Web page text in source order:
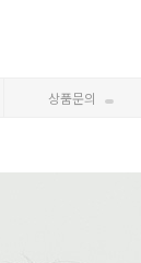
상품문의